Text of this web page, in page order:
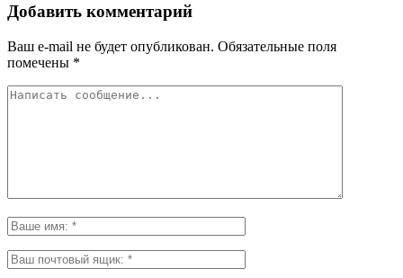
Добавить комментарий
Ваш e-mail не будет опубликован. Обязательные поля
помечены *